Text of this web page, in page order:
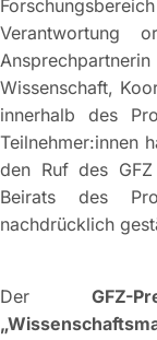
Verantwortung
Wissenschaft,
innerhalb des
Teilnehmer:innen
den Ruf des
Beirats des
nachdrücklich
Der